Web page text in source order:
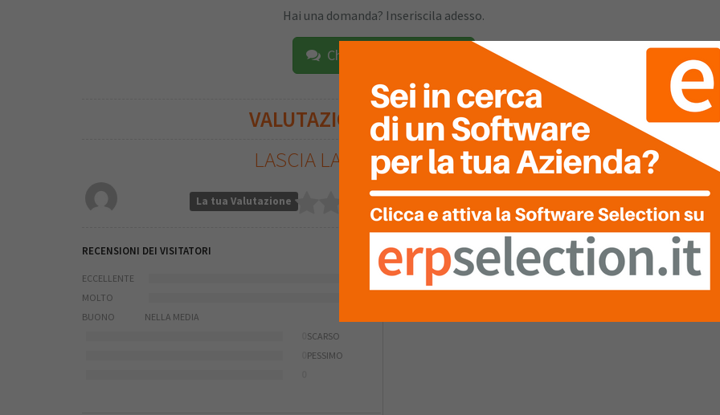
Hai una domanda? Inseriscila adesso.
Chiedi alla Community
VALUTAZIONEDEL SOFTWARE
LASCIA LA TUAVALUTAZIONE
La tua Valutazione
RECENSIONI DEI VISITATORI
ECCELLENTE
MOLTO
BUONO
NELLA MEDIA
SCARSO
PESSIMO
Ultima Recensione
Nessuna recensione è stata ancora inserita.